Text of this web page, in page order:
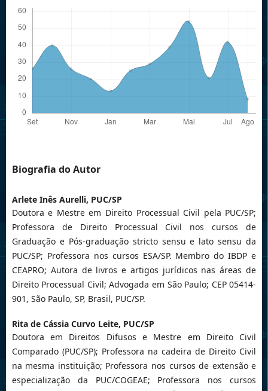
Biografia do Autor
Arlete Inês Aurelli, PUC/SP
Doutora e Mestre em Direito Processual Civil pela PUC/SP;
Professora de Direito Processual Civil nos cursos de
Graduação e Pós-graduação stricto sensu e lato sensu da
PUC/SP; Professora nos cursos ESA/SP. Membro do IBDP e
CEAPRO; Autora de livros e artigos jurídicos nas áreas de
Direito Processual Civil; Advogada em São Paulo; CEP 05414-
901, São Paulo, SP, Brasil, PUC/SP.
Rita de Cássia Curvo Leite, PUC/SP
Doutora em Direitos Difusos e Mestre em Direito Civil
Comparado (PUC/SP); Professora na cadeira de Direito Civil
na mesma instituição; Professora nos cursos de extensão e
especialização da PUC/COGEAE; Professora nos cursos